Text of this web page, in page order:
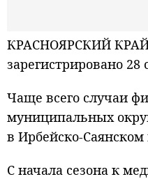
КРАСНОЯРСКИЙ
зарегистрировано
Чаще всего случаи
муниципальных
в Ирбейско-
С начала сезона к